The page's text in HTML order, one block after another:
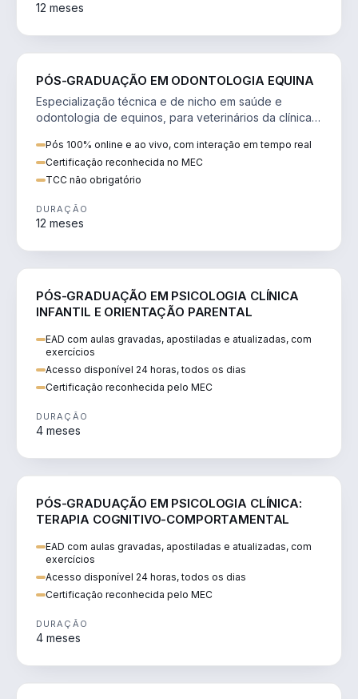
12 meses
PÓS-GRADUAÇÃO EM ODONTOLOGIA EQUINA
Especialização técnica e de nicho em saúde e
odontologia de equinos, para veterinários da clínica
Pós 100% online e ao vivo, com interação em tempo real
Certificação reconhecida no MEC
TCC não obrigatório
DURAÇÃO
12 meses
PÓS-GRADUAÇÃO EM PSICOLOGIA CLÍNICA
INFANTIL E ORIENTAÇÃO PARENTAL
EAD com aulas gravadas, apostiladas e atualizadas, com
exercícios
Acesso disponível 24 horas, todos os dias
Certificação reconhecida pelo MEC
DURAÇÃO
4 meses
PÓS-GRADUAÇÃO EM PSICOLOGIA CLÍNICA:
TERAPIA COGNITIVO-COMPORTAMENTAL
EAD com aulas gravadas, apostiladas e atualizadas, com
exercícios
Acesso disponível 24 horas, todos os dias
Certificação reconhecida pelo MEC
DURAÇÃO
4 meses